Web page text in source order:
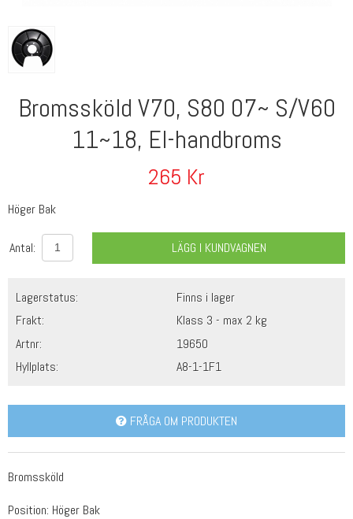
Bromssköld V70, S80 07~ S/V60
11~18, El-handbroms
265 Kr
Höger Bak
Antal: LÄGG I KUNDVAGNEN
Lagerstatus:
Finns i lager
Frakt:
Klass 3 - max 2 kg
Artnr:
19650
Hyllplats:
A8-1-1F1
FRÅGA OM PRODUKTEN
Bromssköld
Position: Höger Bak